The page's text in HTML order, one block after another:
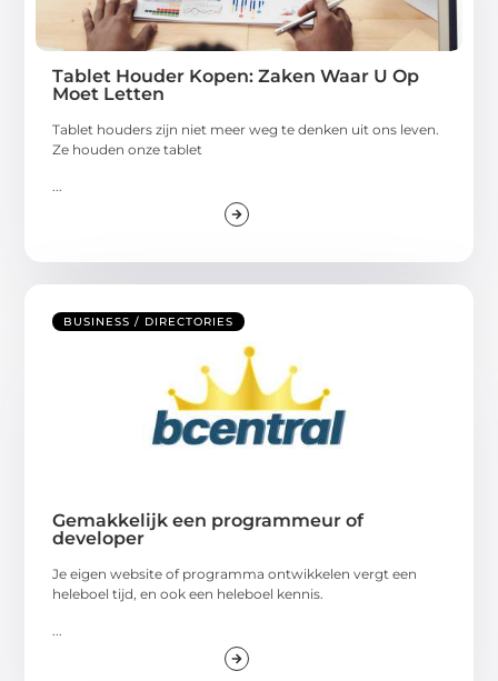
Tablet Houder Kopen: Zaken Waar U Op
Moet Letten
Tablet houders zijn niet meer weg te denken uit ons leven.
Ze houden onze tablet
BUSINESS / DIRECTORIES
Gemakkelijk een programmeur of
developer
Je eigen website of programma ontwikkelen vergt een
heleboel tijd, en ook een heleboel kennis.